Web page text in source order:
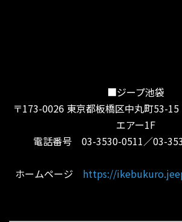
■ジープ池袋
〒173-0026 東京都板橋区中丸町53-
エアー1F
電話番号 03-3530-0511／03-
ホームページ https://